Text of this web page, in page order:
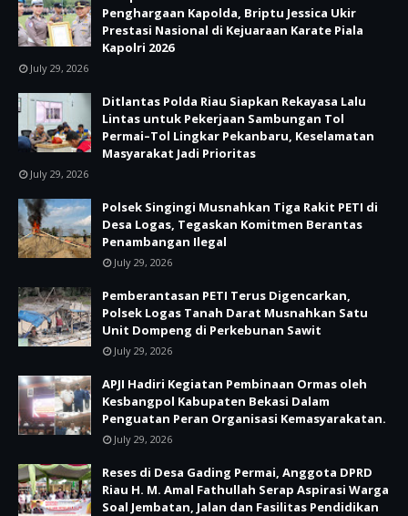
Penghargaan Kapolda, Briptu Jessica Ukir
Prestasi Nasional di Kejuaraan Karate Piala
Kapolri 2026
July 29, 2026
Ditlantas Polda Riau Siapkan Rekayasa Lalu
Lintas untuk Pekerjaan Sambungan Tol
Permai–Tol Lingkar Pekanbaru, Keselamatan
Masyarakat Jadi Prioritas
July 29, 2026
Polsek Singingi Musnahkan Tiga Rakit PETI di
Desa Logas, Tegaskan Komitmen Berantas
Penambangan Ilegal
July 29, 2026
Pemberantasan PETI Terus Digencarkan,
Polsek Logas Tanah Darat Musnahkan Satu
Unit Dompeng di Perkebunan Sawit
July 29, 2026
APJI Hadiri Kegiatan Pembinaan Ormas oleh
Kesbangpol Kabupaten Bekasi Dalam
Penguatan Peran Organisasi Kemasyarakatan.
July 29, 2026
Reses di Desa Gading Permai, Anggota DPRD
Riau H. M. Amal Fathullah Serap Aspirasi Warga
Soal Jembatan, Jalan dan Fasilitas Pendidikan